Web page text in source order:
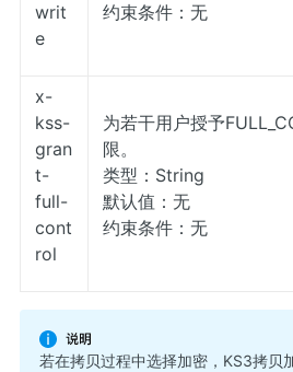
writ
e
约束条件：无
x-
kss-
gran
t-
full-
cont
rol
为若干用户授予
限。
类型：String
默认值：无
约束条件：无
若在拷贝过程中选择加密，KS3拷贝